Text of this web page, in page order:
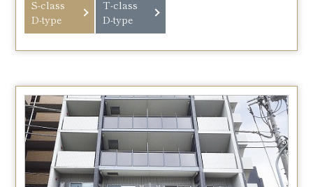
S-class
D-type
T-class
D-type